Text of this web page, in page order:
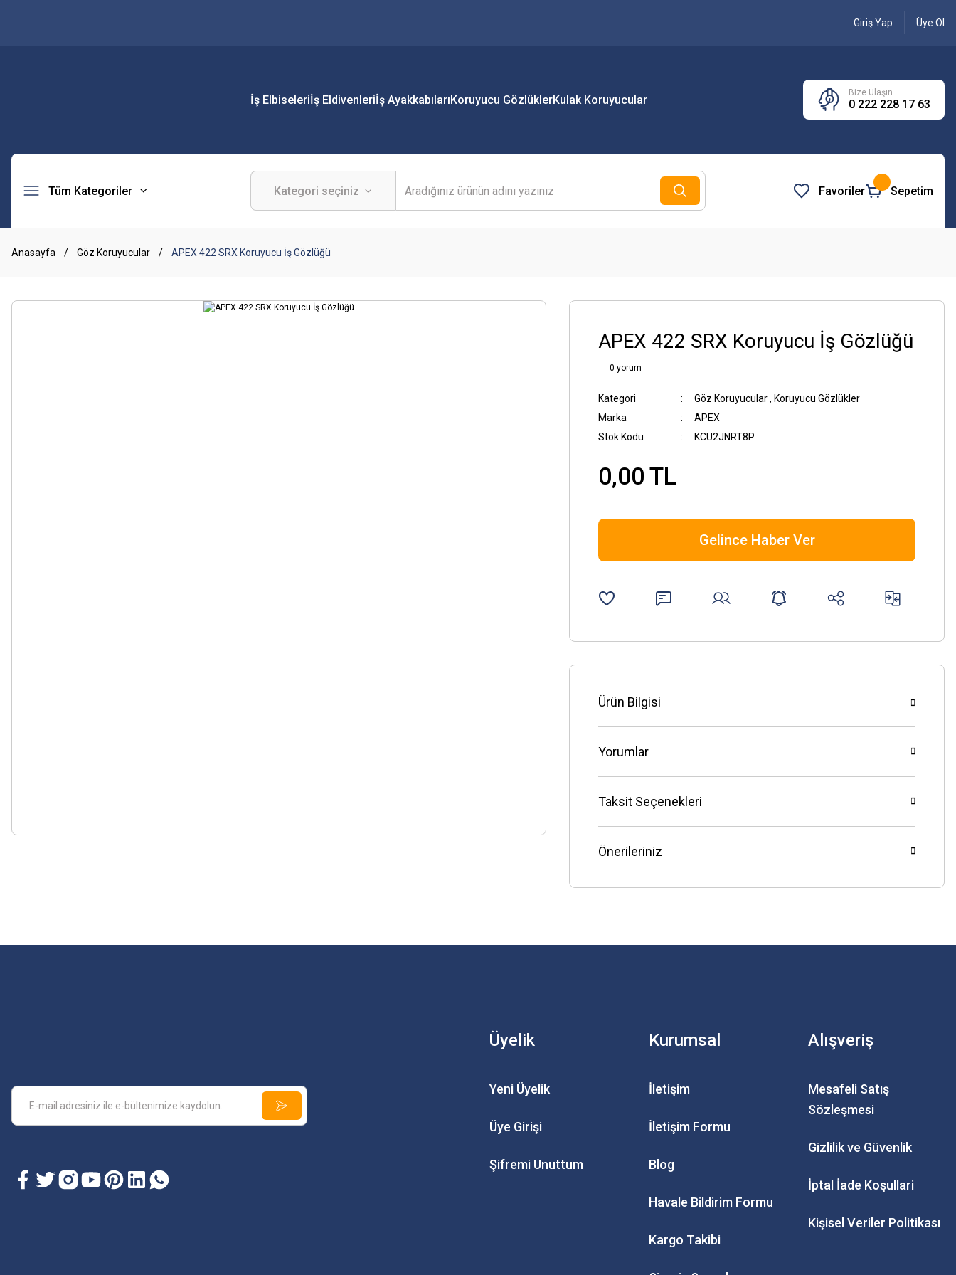
Giriş Yap Üye Ol
İş Elbiseleriİş Eldivenleriİş AyakkabılarıKoruyucu GözlüklerKulak Koruyucular
Bize Ulaşın
0 222 228 17 63
Tüm Kategoriler Favoriler Sepetim
Anasayfa Göz Koruyucular APEX 422 SRX Koruyucu İş Gözlüğü
APEX 422 SRX Koruyucu İş Gözlüğü
0 yorum
Kategori Göz Koruyucular, Koruyucu Gözlükler
Marka
APEX
Stok Kodu
KCU2JNRT8P
0,00 TL
Gelince Haber Ver
Ürün Bilgisi
Yorumlar
Taksit Seçenekleri
Önerileriniz
Üyelik
Yeni Üyelik
Üye Girişi
Şifremi Unuttum
Kurumsal
İletişim
İletişim Formu
Blog
Havale Bildirim Formu
Kargo Takibi
Alışveriş
Mesafeli Satış
Sözleşmesi
Gizlilik ve Güvenlik
İptal İade Koşullari
Kişisel Veriler Politikası